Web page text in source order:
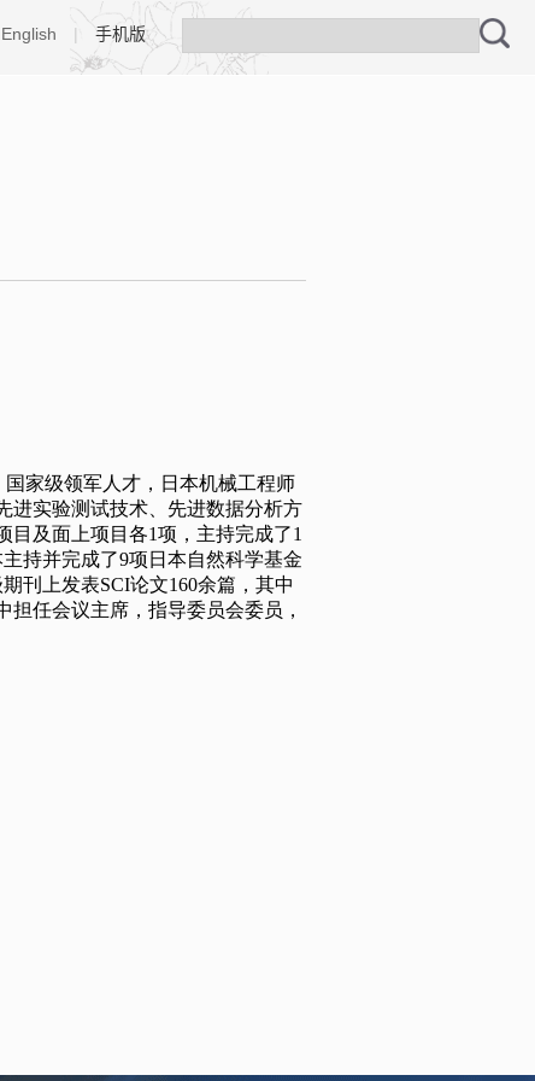
English | 手机版